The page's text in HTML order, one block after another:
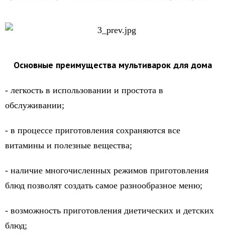
Основные преимущества мультиварок для дома
- легкость в использовании и простота в
обслуживании;
- в процессе приготовления сохраняются все
витамины и полезные вещества;
- наличие многочисленных режимов приготовления
блюд позволят создать самое разнообразное меню;
- возможность приготовления диетических и детских
блюд;